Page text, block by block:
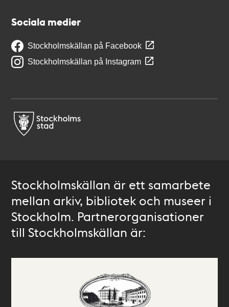
Sociala medier
Stockholmskällan på Facebook
Stockholmskällan på Instagram
Stockholmskällan är ett samarbete
mellan arkiv, bibliotek och museer i
Stockholm. Partnerorganisationer
till Stockholmskällan är: